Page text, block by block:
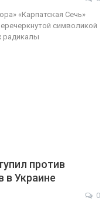
«Карпатская Сечь»
символикой
радикалы
против
в Украине
0